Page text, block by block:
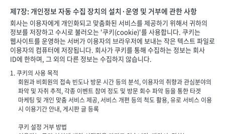
제7장: 개인정보 자동 수집 장치의 설치·운영 및 거부에 관한 사항
회사는 이용자에게 개인화되고 맞춤화된 서비스를 제공하기 위해서 귀하의
정보를 저장하고 수시로 불러오는 '쿠키(cookie)'를 사용합니다. 쿠키는
웹사이트를 운영하는 서버가 이용자의 브라우저에 보내는 작은 텍스트 파일로
이용자의 컴퓨터에 저장됩니다. 회사가 쿠키를 통해 수집하는 정보는 회사
ID에 한하며, 그 외의 다른 정보는 수집하지 않습니다.
1. 쿠키의 사용 목적
회원과 비회원의 접속 빈도나 방문 시간 등의 분석, 이용자의 취향과 관심분야의
파악 및 자취 추적, 각종 이벤트 참여 정도 및 방문 회수 파악 등을 통한 타겟
마케팅 및 개인 맞춤 서비스 제공, 서비스 개편 등의 척도 활용, 유로 서비스 이용
시 이용기간 안내, 게시판 글 등록
쿠키 설정 거부 방법